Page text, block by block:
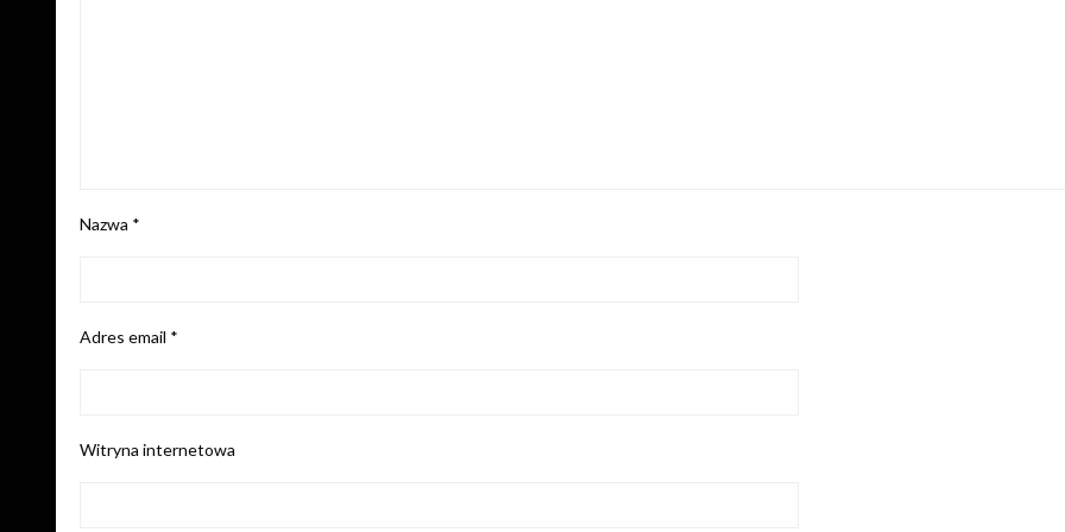
Nazwa *
Adres email *
Witryna internetowa